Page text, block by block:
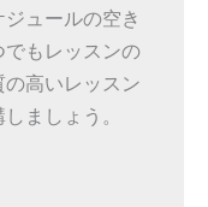
ュールの空き
もレッスンの
高いレッスン
ましょう。